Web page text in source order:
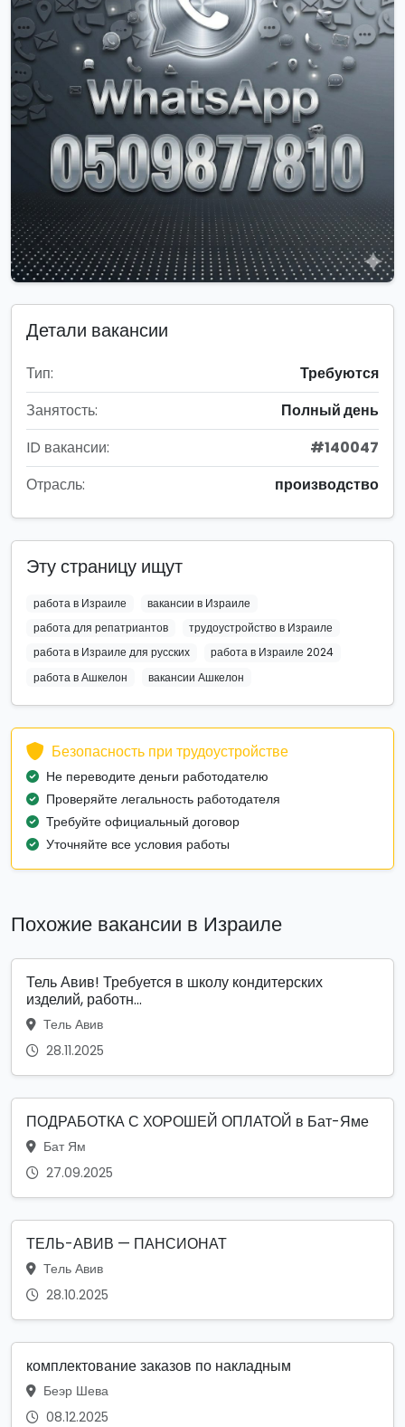
Детали вакансии
Тип:
Требуются
Занятость:
Полный день
ID вакансии:
#140047
Отрасль:
производство
Эту страницу ищут
работа в Израиле
вакансии в Израиле
работа для репатриантов
трудоустройство в Израиле
работа в Израиле для русских
работа в Израиле 2024
работа в Ашкелон
вакансии Ашкелон
Безопасность при трудоустройстве
Не переводите деньги работодателю
Проверяйте легальность работодателя
Требуйте официальный договор
Уточняйте все условия работы
Похожие вакансии в Израиле
Тель Авив! Требуется в школу кондитерских
изделий, работн...
Тель Авив
28.11.2025
ПОДРАБОТКА С ХОРОШЕЙ ОПЛАТОЙ в Бат-Яме
Бат Ям
27.09.2025
ТЕЛЬ-АВИВ — ПАНСИОНАТ
Тель Авив
28.10.2025
комплектование заказов по накладным
Беэр Шева
08.12.2025